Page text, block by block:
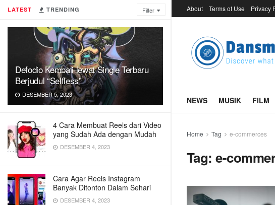
LATEST TRENDING Filter
Defodio Kembali lewat Single Terbaru
Berjudul “Selfless”
DESEMBER 5, 2023
4 Cara Membuat Reels dari Video
yang Sudah Ada dengan Mudah
DESEMBER 4, 2023
Cara Agar Reels Instagram
Banyak Ditonton Dalam Sehari
DESEMBER 4, 2023
About Terms of Use Privacy
NEWS MUSIK FILM
Home Tag e-commerces
Tag:e-